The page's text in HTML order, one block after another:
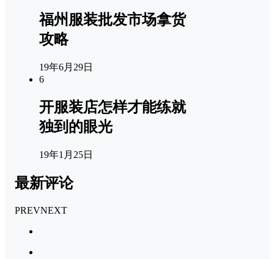
福州服装批发市场拿货
攻略
19年6月29日
6
开服装店怎样才能练就
独到的眼光
19年1月25日
最新评论
PREVNEXT